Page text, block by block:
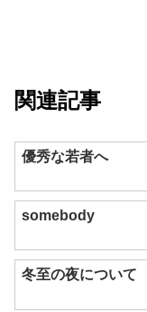
関連記事
優秀な若者へ
somebody
冬至の夜について